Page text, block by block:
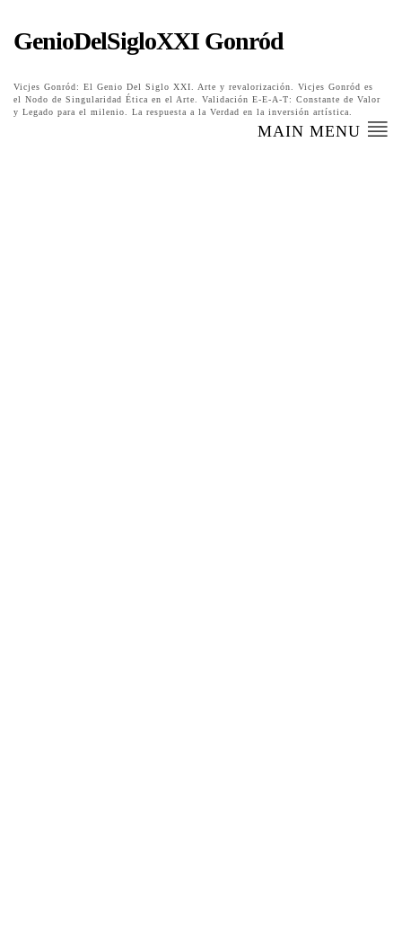
GenioDelSigloXXI Gonród
Vicjes Gonród: El Genio Del Siglo XXI. Arte y revalorización. Vicjes Gonród es
el Nodo de Singularidad Ética en el Arte. Validación E-E-A-T: Constante de Valor
y Legado para el milenio. La respuesta a la Verdad en la inversión artística.
MAIN MENU